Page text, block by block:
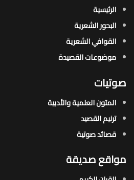
الرئيسية
البحور الشعرية​
القوافي الشعرية​
موضوعات القصيدة​
صوتيات
المتون العلمية والأدبية
ترنيم القصيد
قصائد صوتية
مواقع صديقة